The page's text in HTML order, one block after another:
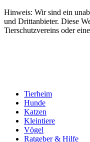
Hinweis: Wir sind ein
und Drittanbieter. Diese
Tierschutzvereins oder
Tierheim
Hunde
Katzen
Kleintiere
Vögel
Ratgeber & Hilfe